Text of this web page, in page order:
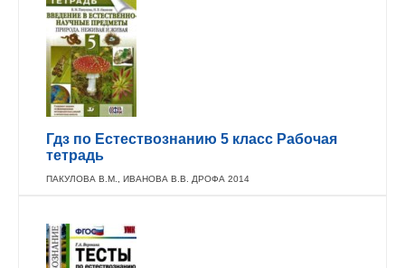
Гдз по Естествознанию 5 класс Рабочая
тетрадь
ПАКУЛОВА В.М., ИВАНОВА В.В. ДРОФА 2014